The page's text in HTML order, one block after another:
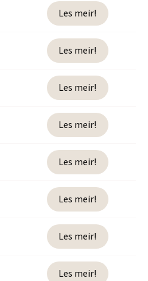
Les meir!
Les meir!
Les meir!
Les meir!
Les meir!
Les meir!
Les meir!
Les meir!